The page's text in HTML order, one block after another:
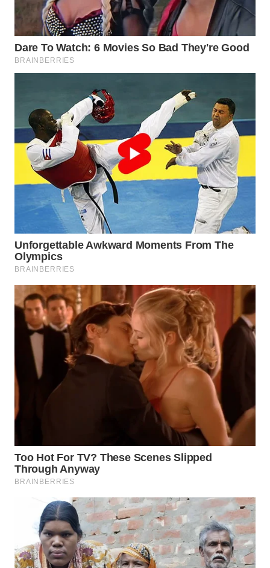
WN
KALTIM
WN
GORONTALO
WN
SULUT
WN
MALUKU
WN
MALUT
DAIRI
WN
DANAU
TOBA
WN
WN
TAPANULI
WN
TANJUNG
LESUNG